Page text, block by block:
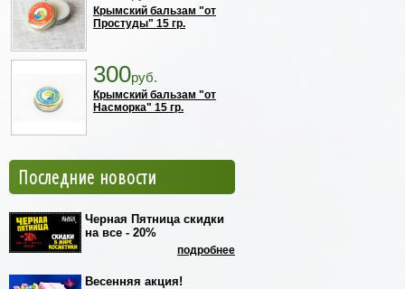
Крымский бальзам "от
Простуды" 15 гр.
300руб.
Крымский бальзам "от
Насморка" 15 гр.
Последние новости
Черная Пятница скидки
на все - 20%
подробнее
Весенняя акция!